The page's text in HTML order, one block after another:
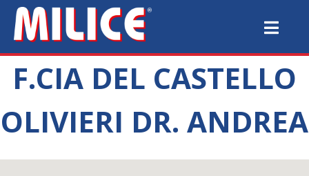
F.CIA DEL CASTELLO
OLIVIERI DR. ANDREA